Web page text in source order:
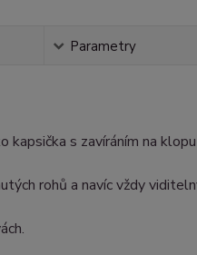
Parametry
kapsička s zavíráním na
rohů a navíc vždy